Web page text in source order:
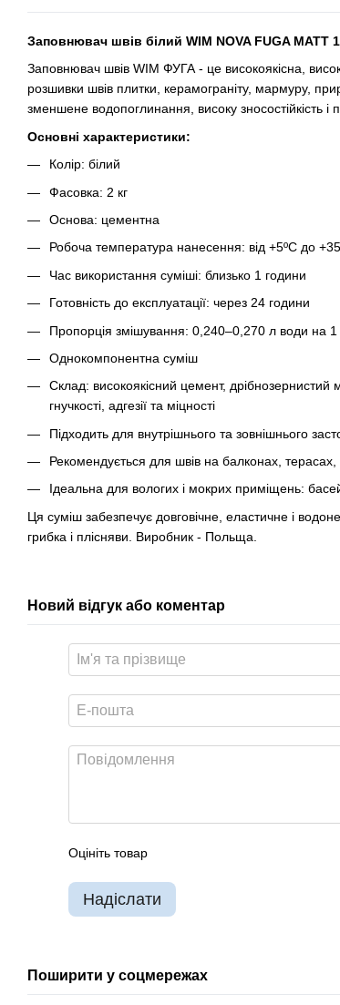
Заповнювач швів білий WIM NOVA FUGA MATT
Заповнювач швів WIM ФУГА - це високоякісна,
розшивки швів плитки, керамограніту, мармуру,
зменшене водопоглинання, високу зносостійкість
Основні характеристики:
Колір: білий
Фасовка: 2 кг
Основа: цементна
Робоча температура нанесення: від +5ºC до
Час використання суміші: близько 1 години
Готовність до експлуатації: через 24 години
Пропорція змішування: 0,240–0,270 л води на 1
Однокомпонентна суміш
Склад: високоякісний цемент,
гнучкості, адгезії та міцності
Підходить для внутрішнього та зовнішнього
Рекомендується для швів на балконах, терасах,
Ідеальна для вологих і мокрих приміщень:
Ця суміш забезпечує довговічне, еластичне і
грибка і плісняви. Виробник - Польща.
Новий відгук або коментар
Оцініть товар
Надіслати
Поширити у соцмережах